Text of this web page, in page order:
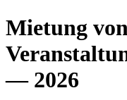
Mietung
— 2026